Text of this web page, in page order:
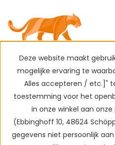
Deze website maakt
mogelijke ervaring te
Alles accepteren / etc.]"
toestemming voor het
in onze winkel aan
(Ebbinghoff 10, 48624
gegevens niet persoonlijk